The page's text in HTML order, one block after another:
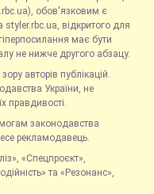
обов'язковим є
styler.rbc.ua, відкритого для
має бути
не нижче другого абзацу.
авторів публікацій.
України, не
правдивості.
законодавства
рекламодавець.
«Спецпроєкт»,
та «Резонанс»,